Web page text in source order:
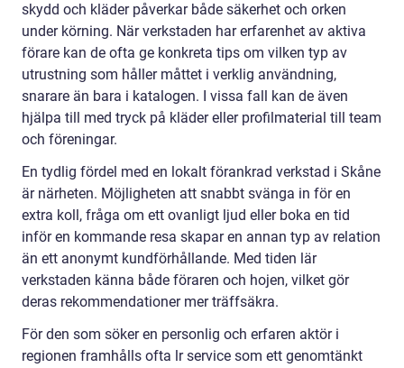
skydd och kläder påverkar både säkerhet och orken
under körning. När verkstaden har erfarenhet av aktiva
förare kan de ofta ge konkreta tips om vilken typ av
utrustning som håller måttet i verklig användning,
snarare än bara i katalogen. I vissa fall kan de även
hjälpa till med tryck på kläder eller profilmaterial till team
och föreningar.
En tydlig fördel med en lokalt förankrad verkstad i Skåne
är närheten. Möjligheten att snabbt svänga in för en
extra koll, fråga om ett ovanligt ljud eller boka en tid
inför en kommande resa skapar en annan typ av relation
än ett anonymt kundförhållande. Med tiden lär
verkstaden känna både föraren och hojen, vilket gör
deras rekommendationer mer träffsäkra.
För den som söker en personlig och erfaren aktör i
regionen framhålls ofta lr service som ett genomtänkt